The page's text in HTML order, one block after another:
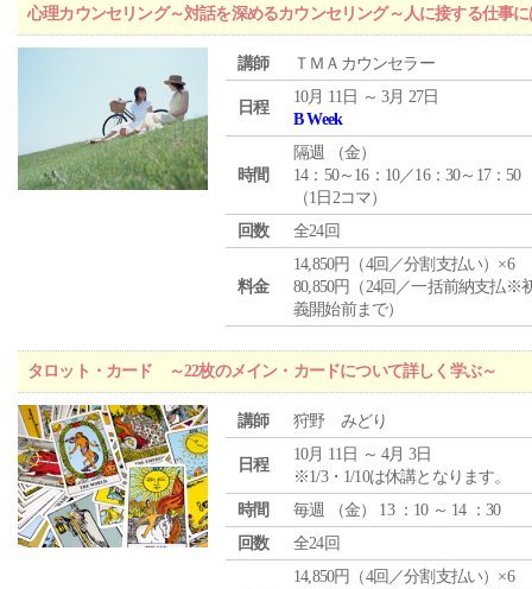
心理カウンセリング～対話を深めるカウンセリング～人に接する仕事
講師 ＴＭＡカウンセラー
日程
10月 11日 ～ 3月 27日
B Week
時間
隔週 （金）
14：50～16：10／16：30～17：50
（1日2コマ）
回数
全24回
料金
14,850円（4回／分割支払い）×6
80,850円（24回／一括前納支払※
義開始前まで）
タロット・カード ～22枚のメイン・カードについて詳しく学ぶ～
講師 狩野 みどり
日程
10月 11日 ～ 4月 3日
※1/3・1/10は休講となります。
時間
毎週 （金） 13 ：10 ～ 14 ：30
回数
全24回
14,850円（4回／分割支払い）×6